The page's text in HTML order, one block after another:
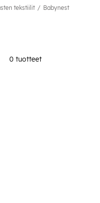
tekstiilit Babynest
0 tuotteet